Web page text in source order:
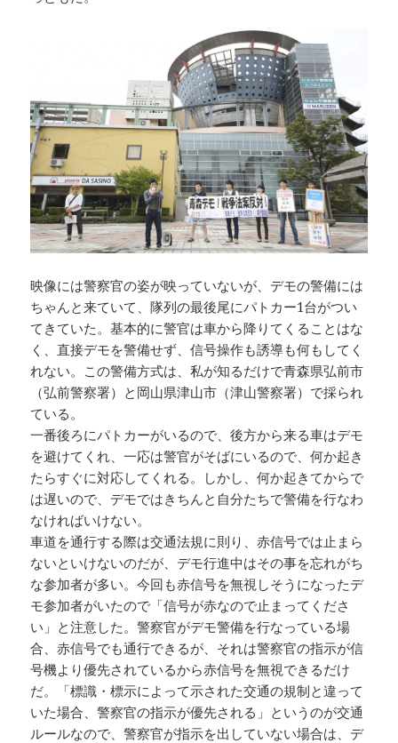
映像には警察官の姿が映っていないが、デモの警備には
ちゃんと来ていて、隊列の最後尾にパトカー1台がつい
てきていた。基本的に警官は車から降りてくることはな
く、直接デモを警備せず、信号操作も誘導も何もしてく
れない。この警備方式は、私が知るだけで青森県弘前市
（弘前警察署）と岡山県津山市（津山警察署）で採られ
ている。
一番後ろにパトカーがいるので、後方から来る車はデモ
を避けてくれ、一応は警官がそばにいるので、何か起き
たらすぐに対応してくれる。しかし、何か起きてからで
は遅いので、デモではきちんと自分たちで警備を行なわ
なければいけない。
車道を通行する際は交通法規に則り、赤信号では止まら
ないといけないのだが、デモ行進中はその事を忘れがち
な参加者が多い。今回も赤信号を無視しそうになったデ
モ参加者がいたので「信号が赤なので止まってくださ
い」と注意した。警察官がデモ警備を行なっている場
合、赤信号でも通行できるが、それは警察官の指示が信
号機より優先されているから赤信号を無視できるだけ
だ。「標識・標示によって示された交通の規制と違って
いた場合、警察官の指示が優先される」というのが交通
ルールなので、警察官が指示を出していない場合は、デ